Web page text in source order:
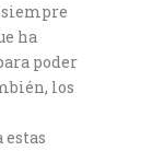
siempre
ha
poder
los